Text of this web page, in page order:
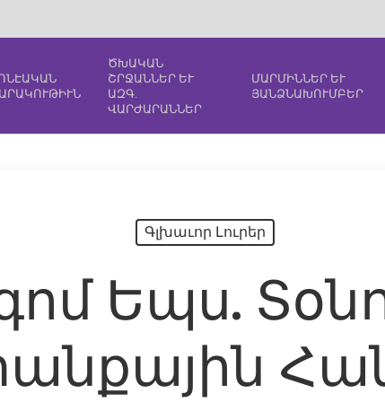
ԾԽԱԿԱՆ
ՇՐՋԱՆՆԵՐ ԵՒ
ԱԶԳ.
ՎԱՐԺԱՐԱՆՆԵՐ
ՄԱՐՄԻՆՆԵՐ ԵՒ
ՅԱՆՁՆԱԽՈՒՄԲԵՐ
Գլխաւոր Լուրեր
Եպս.